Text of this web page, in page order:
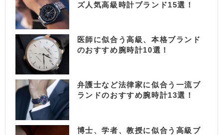
ズ人気高級時計ブランド15選！
医師に似合う高級、本格ブランド
のおすすめ腕時計10選！
弁護士など法律家に似合う一流ブ
ランドのおすすめ腕時計13選！
博士、学者、教授に似合う高級ブ